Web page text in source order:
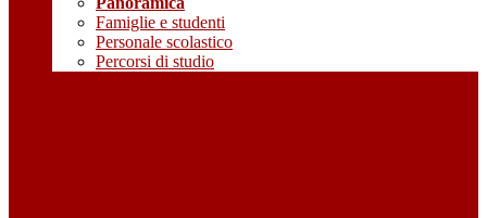
Famiglie e studenti
Personale scolastico
Percorsi di studio